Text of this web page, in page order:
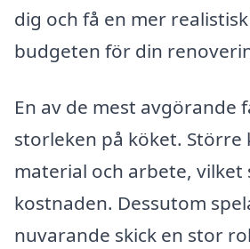
dig och få en mer
budgeten för din
En av de mest avgörande
storleken på köket. Större
material och arbete, vilket
kostnaden. Dessutom
nuvarande skick en stor